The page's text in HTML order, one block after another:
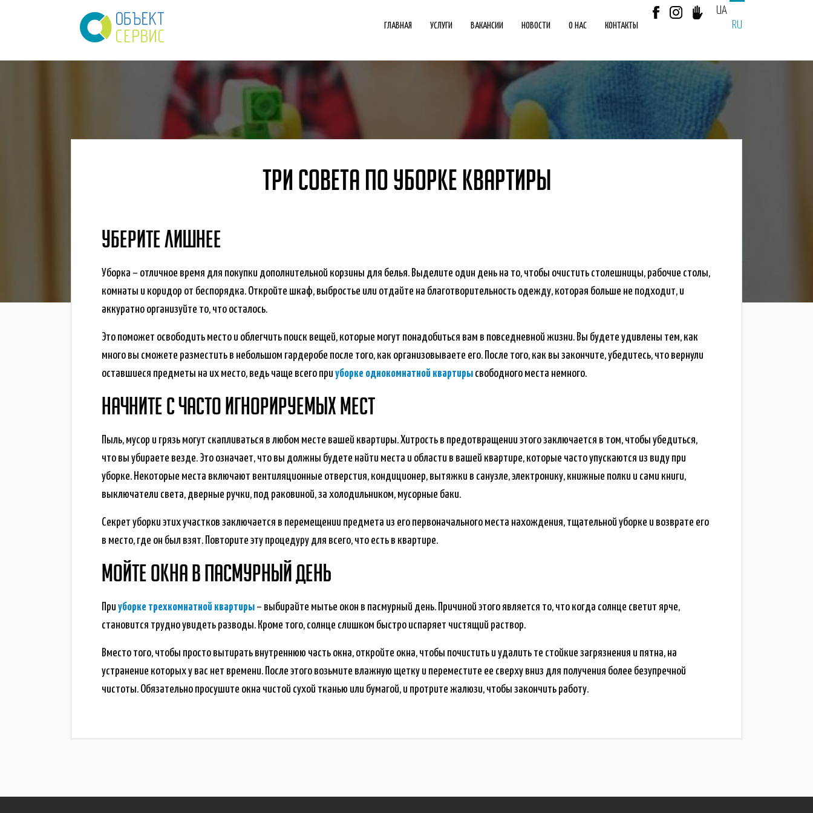
UA
RU
ГЛАВНАЯ УСЛУГИ ВАКАНСИИ НОВОСТИ О НАС КОНТАКТЫ
ТРИ СОВЕТА ПО УБОРКЕ КВАРТИРЫ
УБЕРИТЕ ЛИШНЕЕ
Уборка – отличное время для покупки дополнительной корзины для белья. Выделите один день на то, чтобы очистить столешницы, рабочие столы,
комнаты и коридор от беспорядка. Откройте шкаф, выбростье или отдайте на благотворительность одежду, которая больше не подходит, и
аккуратно организуйте то, что осталось.
Это поможет освободить место и облегчить поиск вещей, которые могут понадобиться вам в повседневной жизни. Вы будете удивлены тем, как
много вы сможете разместить в небольшом гардеробе после того, как организовываете его. После того, как вы закончите, убедитесь, что вернули
оставшиеся предметы на их место, ведь чаще всего при уборке однокомнатной квартиры свободного места немного.
НАЧНИТЕ С ЧАСТО ИГНОРИРУЕМЫХ МЕСТ
Пыль, мусор и грязь могут скапливаться в любом месте вашей квартиры. Хитрость в предотвращении этого заключается в том, чтобы убедиться,
что вы убираете везде. Это означает, что вы должны будете найти места и области в вашей квартире, которые часто упускаются из виду при
уборке. Некоторые места включают вентиляционные отверстия, кондиционер, вытяжки в санузле, электронику, книжные полки и сами книги,
выключатели света, дверные ручки, под раковиной, за холодильником, мусорные баки.
Секрет уборки этих участков заключается в перемещении предмета из его первоначального места нахождения, тщательной уборке и возврате его
в место, где он был взят. Повторите эту процедуру для всего, что есть в квартире.
МОЙТЕ ОКНА В ПАСМУРНЫЙ ДЕНЬ
При уборке трехкомнатной квартиры – выбирайте мытье окон в пасмурный день. Причиной этого является то, что когда солнце светит ярче,
становится трудно увидеть разводы. Кроме того, солнце слишком быстро испаряет чистящий раствор.
Вместо того, чтобы просто вытирать внутреннюю часть окна, откройте окна, чтобы почистить и удалить те стойкие загрязнения и пятна, на
устранение которых у вас нет времени. После этого возьмите влажную щетку и переместите ее сверху вниз для получения более безупречной
чистоты. Обязательно просушите окна чистой сухой тканью или бумагой, и протрите жалюзи, чтобы закончить работу.